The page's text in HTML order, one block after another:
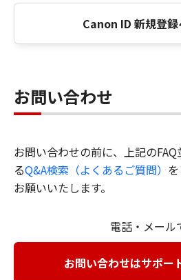
Canon ID 新規登
お問い合わせ
お問い合わせの前に、上記の
るQ&A検索（よくあるご質問）
お願いいたします。
電話・メール
お問い合わせはサポー